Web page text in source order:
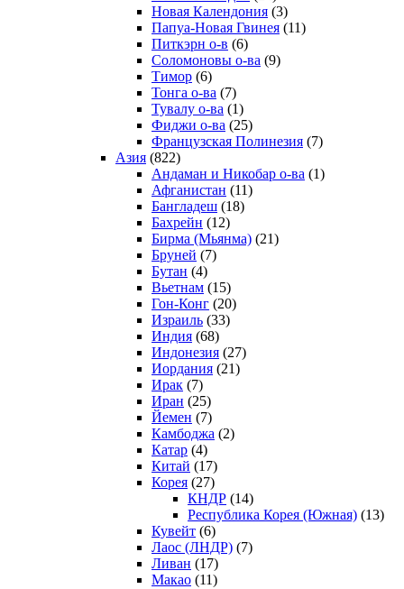
Новая Календония (3)
Папуа-Новая Гвинея (11)
Питкэрн о-в (6)
Соломоновы о-ва (9)
Тимор (6)
Тонга о-ва (7)
Тувалу о-ва (1)
Фиджи о-ва (25)
Французская Полинезия (7)
Азия (822)
Андаман и Никобар о-ва (1)
Афганистан (11)
Бангладеш (18)
Бахрейн (12)
Бирма (Мьянма) (21)
Бруней (7)
Бутан (4)
Вьетнам (15)
Гон-Конг (20)
Израиль (33)
Индия (68)
Индонезия (27)
Иордания (21)
Ирак (7)
Иран (25)
Йемен (7)
Камбоджа (2)
Катар (4)
Китай (17)
Корея (27)
КНДР (14)
Республика Корея (Южная) (13)
Кувейт (6)
Лаос (ЛНДР) (7)
Ливан (17)
Макао (11)